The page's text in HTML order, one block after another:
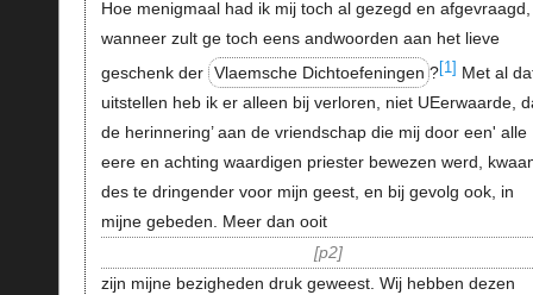
Hoe menigmaal had ik mij toch al gezegd en afgevraagd,
wanneer zult ge toch eens andwoorden aan het lieve
geschenk der Vlaemsche Dichtoefeningen ? [1]
Met al
uitstellen heb ik er alleen bij verloren, niet UEerwaarde,
de herinnering’ aan de vriendschap die mij door een' alle
eere en achting waardigen priester bewezen werd,
des te dringender voor mijn geest, en bij gevolg ook, in
mijne gebeden. Meer dan ooit
p2
zijn mijne bezigheden druk geweest. Wij hebben dezen